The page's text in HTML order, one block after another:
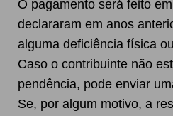
O pagamento será feito
declararam em anos
alguma deficiência física
Caso o contribuinte não
pendência, pode enviar
Se, por algum motivo, a